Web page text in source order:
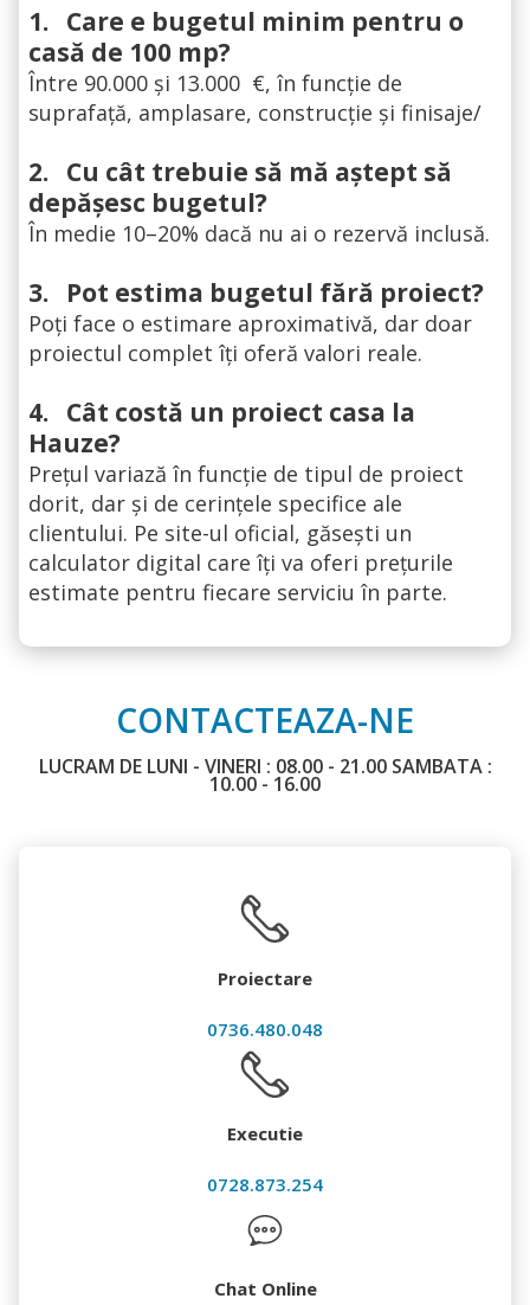
1. Care e bugetul minim pentru o
casă de 100 mp?
Între 90.000 și 13.000 €, în funcție de
suprafață, amplasare, construcție și finisaje/
2. Cu cât trebuie să mă aștept să
depășesc bugetul?
În medie 10–20% dacă nu ai o rezervă inclusă.
3. Pot estima bugetul fără proiect?
Poți face o estimare aproximativă, dar doar
proiectul complet îți oferă valori reale.
4. Cât costă un proiect casa la
Hauze?
Prețul variază în funcție de tipul de proiect
dorit, dar și de cerințele specifice ale
clientului. Pe site-ul oficial, găsești un
calculator digital care îți va oferi prețurile
estimate pentru fiecare serviciu în parte.
CONTACTEAZA-NE
LUCRAM DE LUNI - VINERI : 08.00 - 21.00 SAMBATA :
10.00 - 16.00
Proiectare
0736.480.048
Executie
0728.873.254
Chat Online